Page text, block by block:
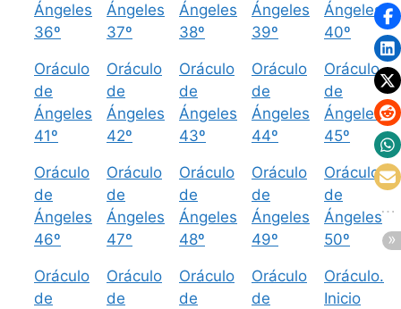
Ángeles
36º
Ángeles
37º
Ángeles
38º
Ángeles
39º
Ángeles
40º
Oráculo
de
Ángeles
41º
Oráculo
de
Ángeles
42º
Oráculo
de
Ángeles
43º
Oráculo
de
Ángeles
44º
Oráculo
de
Ángeles
45º
Oráculo
de
Ángeles
46º
Oráculo
de
Ángeles
47º
Oráculo
de
Ángeles
48º
Oráculo
de
Ángeles
49º
Oráculo
de
Ángeles
50º
Oráculo
de
Oráculo
de
Oráculo
de
Oráculo
de
Oráculo.
Inicio